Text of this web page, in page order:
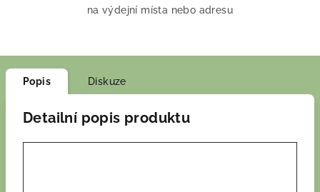
na výdejní místa nebo adresu
Popis Diskuze
Detailní popis produktu